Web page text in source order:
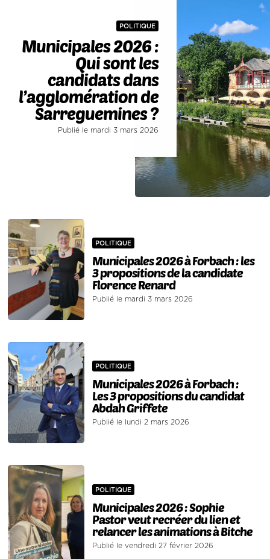
POLITIQUE
Municipales 2026 :
Qui sont les
candidats dans
l’agglomération de
Sarreguemines ?
Publié le mardi 3 mars 2026
POLITIQUE
Municipales 2026 à Forbach : les
3 propositions de la candidate
Florence Renard
Publié le mardi 3 mars 2026
POLITIQUE
Municipales 2026 à Forbach :
Les 3 propositions du candidat
Abdah Griffete
Publié le lundi 2 mars 2026
POLITIQUE
Municipales 2026 : Sophie
Pastor veut recréer du lien et
relancer les animations à Bitche
Publié le vendredi 27 février 2026